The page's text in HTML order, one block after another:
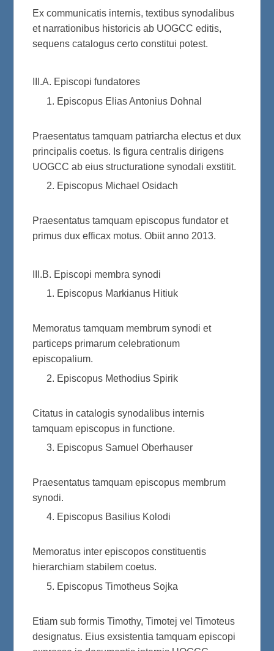
Ex communicatis internis, textibus synodalibus
et narrationibus historicis ab UOGCC editis,
sequens catalogus certo constitui potest.
III.A. Episcopi fundatores
Episcopus Elias Antonius Dohnal
Praesentatus tamquam patriarcha electus et dux
principalis coetus. Is figura centralis dirigens
UOGCC ab eius structuratione synodali exstitit.
Episcopus Michael Osidach
Praesentatus tamquam episcopus fundator et
primus dux efficax motus. Obiit anno 2013.
III.B. Episcopi membra synodi
Episcopus Markianus Hitiuk
Memoratus tamquam membrum synodi et
particeps primarum celebrationum
episcopalium.
Episcopus Methodius Spirik
Citatus in catalogis synodalibus internis
tamquam episcopus in functione.
Episcopus Samuel Oberhauser
Praesentatus tamquam episcopus membrum
synodi.
Episcopus Basilius Kolodi
Memoratus inter episcopos constituentis
hierarchiam stabilem coetus.
Episcopus Timotheus Sojka
Etiam sub formis Timothy, Timotej vel Timoteus
designatus. Eius exsistentia tamquam episcopi